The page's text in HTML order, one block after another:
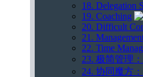
18. Delegation
19. Coaching
20. Difficult
21.
22. Time
23. 极简管理
24. 协同魔方